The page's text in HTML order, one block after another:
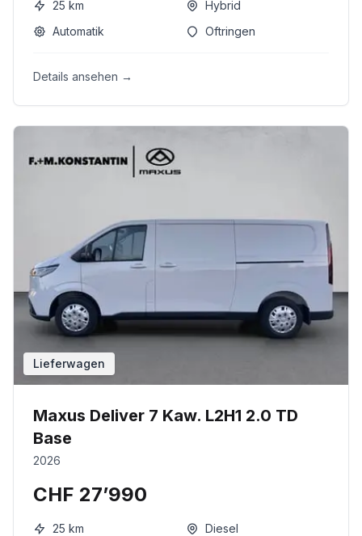
25 km
Hybrid
Automatik
Oftringen
Details ansehen →
Lieferwagen
Maxus Deliver 7 Kaw. L2H1 2.0 TD
Base
2026
CHF 27’990
25 km
Diesel